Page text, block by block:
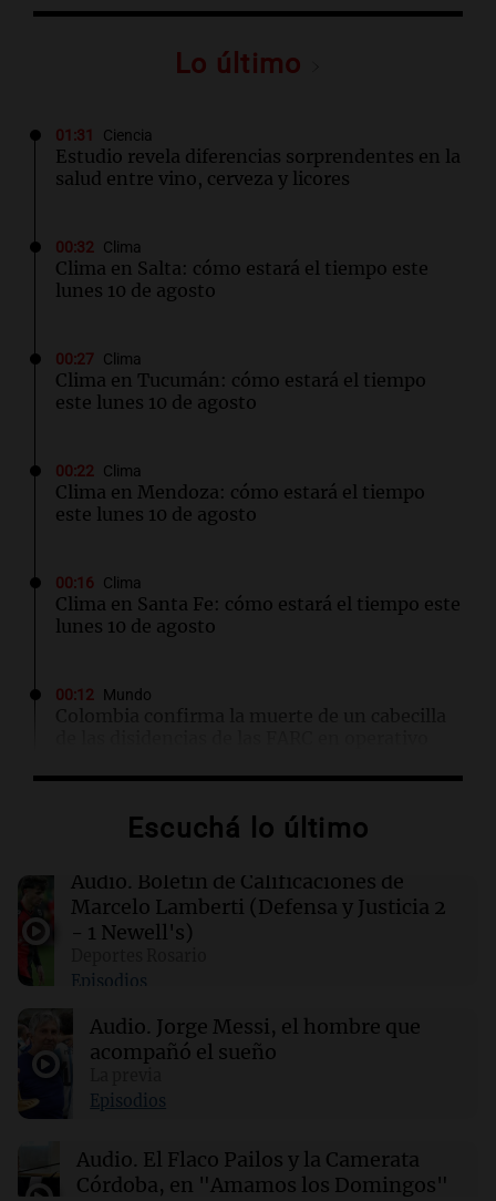
Lo último
01:31 Ciencia
Estudio revela diferencias sorprendentes en la
salud entre vino, cerveza y licores
00:32 Clima
Clima en Salta: cómo estará el tiempo este
lunes 10 de agosto
00:27 Clima
Clima en Tucumán: cómo estará el tiempo
este lunes 10 de agosto
00:22 Clima
Clima en Mendoza: cómo estará el tiempo
este lunes 10 de agosto
00:16 Clima
Clima en Santa Fe: cómo estará el tiempo este
lunes 10 de agosto
00:12 Mundo
Clima
lunes 10 de agosto
00:06 Clima
lunes 10 de agosto
00:02 Mundo
Hezly Rivera, campeona olímpica, conquista
su segundo título consecutivo en gimnasia de
EE. UU.
Escuchá lo último
Audio. Boletín de Calificaciones de
Marcelo Lamberti (Defensa y Justicia 2
- 1 Newell's)
Episodios
Audio. Jorge Messi, el hombre que
acompañó el sueño
Episodios
Audio. El Flaco Pailos y la Camerata
Córdoba, en "Amamos los Domingos"